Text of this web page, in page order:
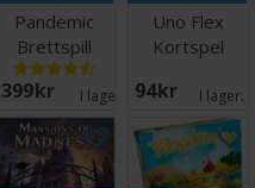
11
Pandemic
Brettspill
399 SEK I lager: 8
Uno Flex
Kortspel
94 SEK I lager: